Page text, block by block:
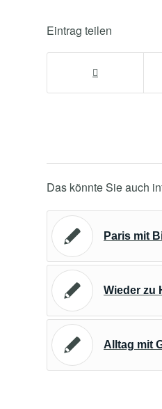
Eintrag teilen
Das könnte Sie auch
Paris mit
Wieder zu
Alltag mit